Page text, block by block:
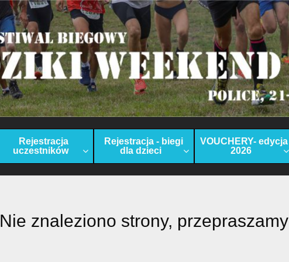
Rejestracja
uczestników
Rejestracja - biegi
dla dzieci
VOUCHERY- edycja
2026
Nie znaleziono strony, przepraszamy